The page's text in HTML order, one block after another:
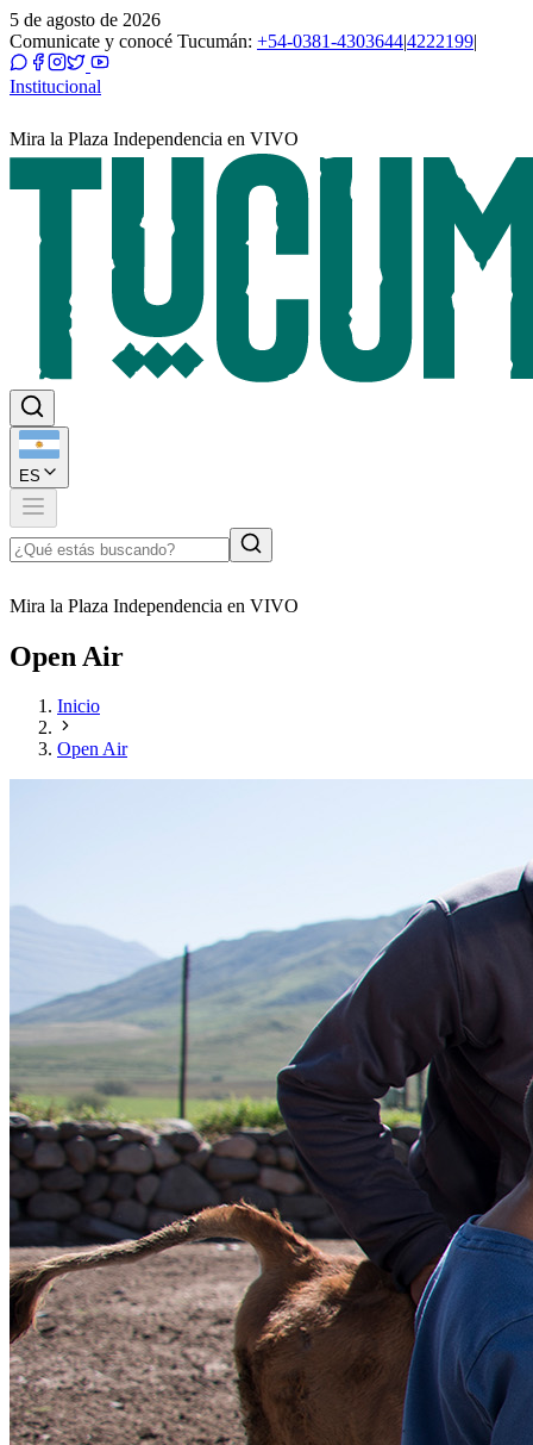
5 de agosto de 2026
Comunicate y conocé Tucumán: +54-0381-4303644|4222199|
Institucional
Mira la Plaza Independencia en VIVO
ES
Mira la Plaza Independencia en VIVO
Open Air
Inicio
Open Air